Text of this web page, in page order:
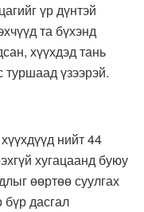
үр дүнтэй
та бүхэнд
хүүхдэд тань
туршаад үзээрэй.
нийт 44
хугацаанд буюу
өөртөө суулгах
бүр дасгал